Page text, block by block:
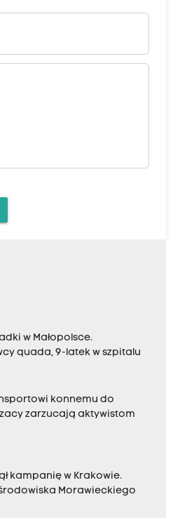
w Małopolsce.
quada, 9-latek w szpitalu
konnemu do
zarzucają aktywistom
kampanię w Krakowie.
Morawieckiego